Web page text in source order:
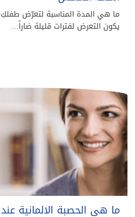
ما هي المدة المناسبة لتعرّض
يكون التعرض لفترات قليلة ضاراً…
ما هي الحصبة الالمانية